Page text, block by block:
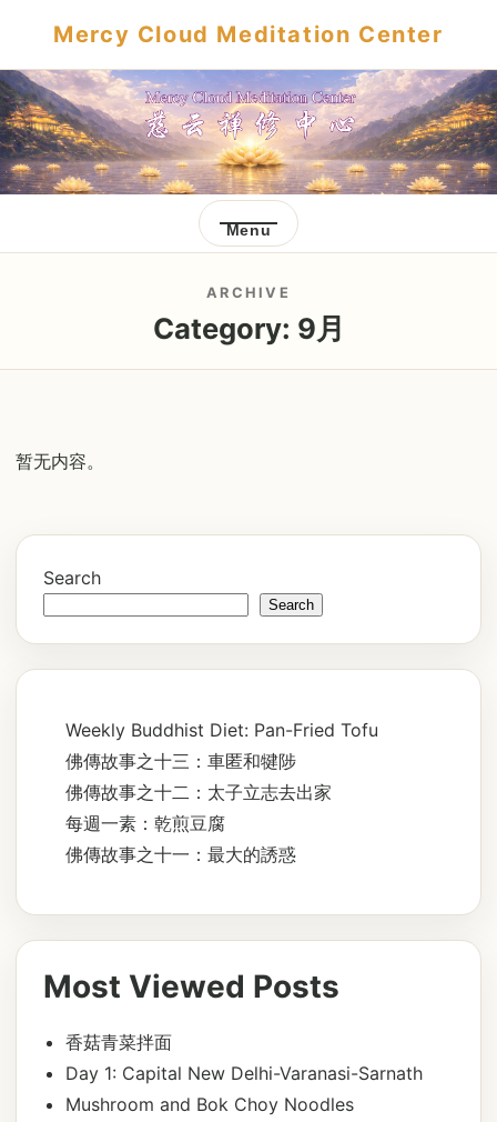
Mercy Cloud Meditation Center
Menu
ARCHIVE
Category: 9月
暂无内容。
Search
Search
Weekly Buddhist Diet: Pan-Fried Tofu
佛傳故事之十三：車匿和犍陟
佛傳故事之十二：太子立志去出家
每週一素：乾煎豆腐
佛傳故事之十一：最大的誘惑
Most Viewed Posts
香菇青菜拌面
Day 1: Capital New Delhi-Varanasi-Sarnath
Mushroom and Bok Choy Noodles